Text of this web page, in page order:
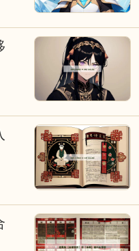
质，都是对美好生
凶标注的盲目跟
作为参考，结合科
统民俗与现代生活
的寄托，而非行动